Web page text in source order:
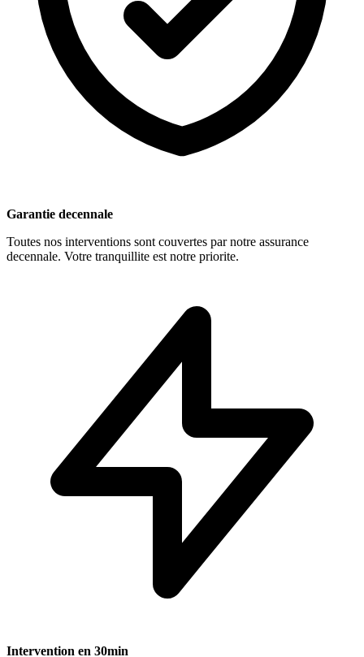
Garantie decennale
Toutes nos interventions sont couvertes par notre assurance
decennale. Votre tranquillite est notre priorite.
Intervention en 30min